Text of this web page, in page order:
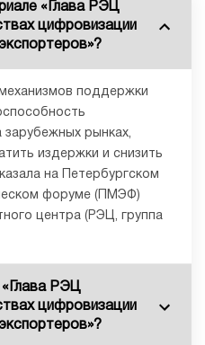
«Глава РЭЦ
цифровизации
поддержки
зарубежных рынках,
издержки и снизить
на Петербургском
форуме (ПМЭФ)
центра (РЭЦ, группа
«Глава РЭЦ
цифровизации